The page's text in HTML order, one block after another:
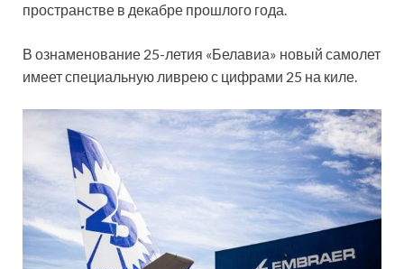
пространстве в декабре прошлого года.
В ознаменование 25-летия «Белавиа» новый самолет
имеет специальную ливрею с цифрами 25 на киле.